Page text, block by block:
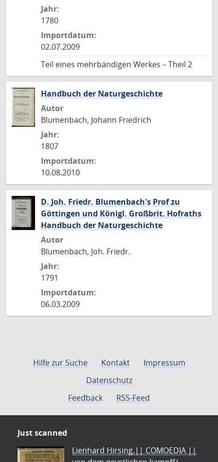
Jahr:
1780
Importdatum:
02.07.2009
Teil eines mehrbändigen Werkes – Theil 2
Handbuch der Naturgeschichte
Autor
Blumenbach, Johann Friedrich
Jahr:
1807
Importdatum:
10.08.2010
D. Joh. Friedr. Blumenbach's Prof zu
Göttingen und Königl. Großbrit. Hofraths
Handbuch der Naturgeschichte
Autor
Blumenbach, Joh. Friedr.
Jahr:
1791
Importdatum:
06.03.2009
Hilfe zur Suche Kontakt
Impressum
Datenschutz
Feedback
RSS-Feed
Just scanned
Lienhard Hirsing.|| COMOEDIA ||